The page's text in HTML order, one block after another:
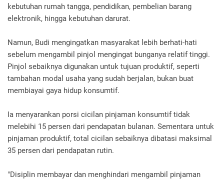
kebutuhan rumah tangga, pendidikan, pembelian barang
elektronik, hingga kebutuhan darurat.
Namun, Budi mengingatkan masyarakat lebih berhati-hati
sebelum mengambil pinjol mengingat bunganya relatif tinggi.
Pinjol sebaiknya digunakan untuk tujuan produktif, seperti
tambahan modal usaha yang sudah berjalan, bukan buat
membiayai gaya hidup konsumtif.
Ia menyarankan porsi cicilan pinjaman konsumtif tidak
melebihi 15 persen dari pendapatan bulanan. Sementara untuk
pinjaman produktif, total cicilan sebaiknya dibatasi maksimal
35 persen dari pendapatan rutin.
"Disiplin membayar dan menghindari mengambil pinjaman